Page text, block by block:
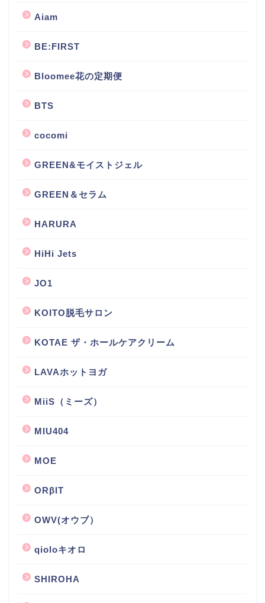
Aiam
BE:FIRST
Bloomee花の定期便
BTS
cocomi
GREEN&モイストジェル
GREEN＆セラム
HARURA
HiHi Jets
JO1
KOITO脱毛サロン
KOTAE ザ・ホールケアクリーム
LAVAホットヨガ
MiiS（ミーズ）
MIU404
MOE
ORβIT
OWV(オウブ）
qioloキオロ
SHIROHA